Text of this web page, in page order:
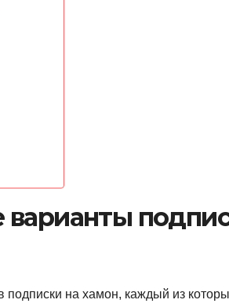
на хамон, каждый из